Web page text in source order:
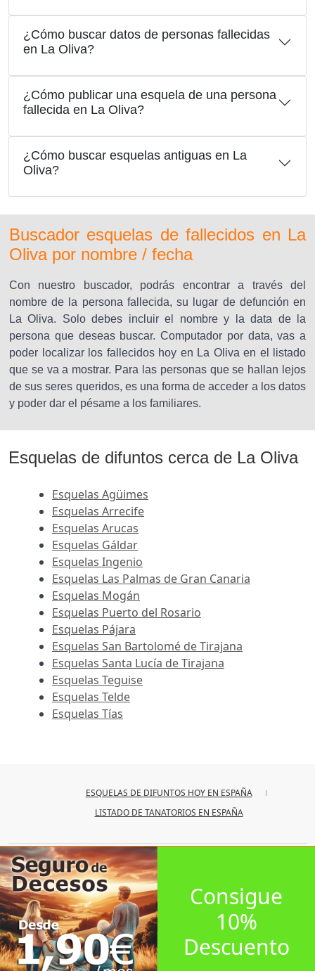
¿Cómo buscar datos de personas fallecidas
en La Oliva?
¿Cómo publicar una esquela de una persona
fallecida en La Oliva?
¿Cómo buscar esquelas antiguas en La
Oliva?
Buscador esquelas de fallecidos en La
Oliva por nombre / fecha
Con nuestro buscador, podrás encontrar a través del
nombre de la persona fallecida, su lugar de defunción en
La Oliva. Solo debes incluir el nombre y la data de la
persona que deseas buscar. Computador por data, vas a
poder localizar los fallecidos hoy en La Oliva en el listado
que se va a mostrar. Para las personas que se hallan lejos
de sus seres queridos, es una forma de acceder a los datos
y poder dar el pésame a los familiares.
Esquelas de difuntos cerca de La Oliva
Esquelas Agüimes
Esquelas Arrecife
Esquelas Arucas
Esquelas Gáldar
Esquelas Ingenio
Esquelas Las Palmas de Gran Canaria
Esquelas Mogán
Esquelas Puerto del Rosario
Esquelas Pájara
Esquelas San Bartolomé de Tirajana
Esquelas Santa Lucía de Tirajana
Esquelas Teguise
Esquelas Telde
Esquelas Tías
ESQUELAS DE DIFUNTOS HOY EN ESPAÑA
LISTADO DE TANATORIOS EN ESPAÑA
© 2026iesquelas
Consigue
10%
Descuento